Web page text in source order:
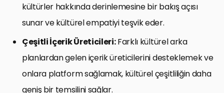
kültürler hakkında derinlemesine bir bakış açısı
sunar ve kültürel empatiyi teşvik eder.
Çeşitli İçerik Üreticileri:Farklı kültürel arka
planlardan gelen içerik üreticilerini desteklemek ve
onlara platform sağlamak, kültürel çeşitliliğin daha
geniş bir temsilini sağlar.